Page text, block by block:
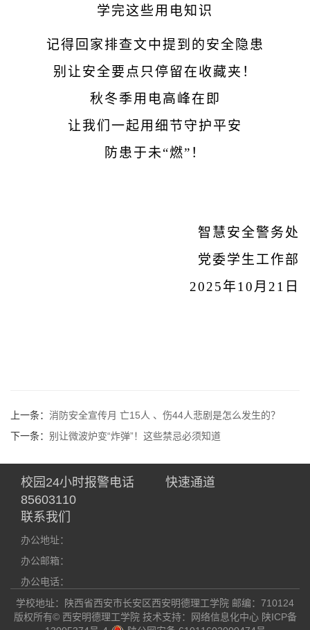
学完这些用电知识
记得回家排查文中提到的安全隐患
别让安全要点只停留在收藏夹！
秋冬季用电高峰在即
让我们一起用细节守护平安
防患于未“燃”！
智慧安全警务处
党委学生工作部
2025年10月 21 日
上一条： 消防安全宣传月 亡15人 、伤44人悲剧是怎么发生的？
下一条： 别让微波炉变“炸弹”！这些禁忌必须知道
校园24小时报警电话
85603110
快速通道
联系我们
办公地址：
办公邮箱：
办公电话：
学校地址：陕西省西安市长安区西安明德理工学院 邮编：710124
版权所有© 西安明德理工学院 技术支持：网络信息化中心 陕ICP备